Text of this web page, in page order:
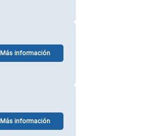
Más información
Más información